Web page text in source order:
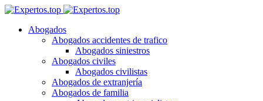
Abogados
Abogados accidentes de trafico
Abogados siniestros
Abogados civiles
Abogados civilistas
Abogados de extranjería
Abogados de familia